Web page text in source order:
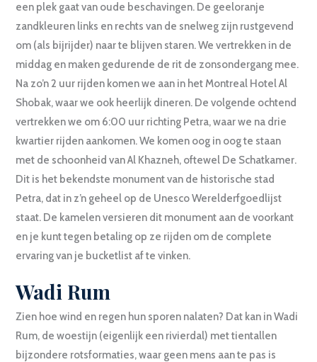
een plek gaat van oude beschavingen. De geeloranje
zandkleuren links en rechts van de snelweg zijn rustgevend
om (als bijrijder) naar te blijven staren. We vertrekken in de
middag en maken gedurende de rit de zonsondergang mee.
Na zo’n 2 uur rijden komen we aan in het Montreal Hotel Al
Shobak, waar we ook heerlijk dineren. De volgende ochtend
vertrekken we om 6:00 uur richting Petra, waar we na drie
kwartier rijden aankomen. We komen oog in oog te staan
met de schoonheid van Al Khazneh, oftewel De Schatkamer.
Dit is het bekendste monument van de historische stad
Petra, dat in z’n geheel op de Unesco Werelderfgoedlijst
staat. De kamelen versieren dit monument aan de voorkant
en je kunt tegen betaling op ze rijden om de complete
ervaring van je bucketlist af te vinken.
Wadi Rum
Zien hoe wind en regen hun sporen nalaten? Dat kan in Wadi
Rum, de woestijn (eigenlijk een rivierdal) met tientallen
bijzondere rotsformaties, waar geen mens aan te pas is